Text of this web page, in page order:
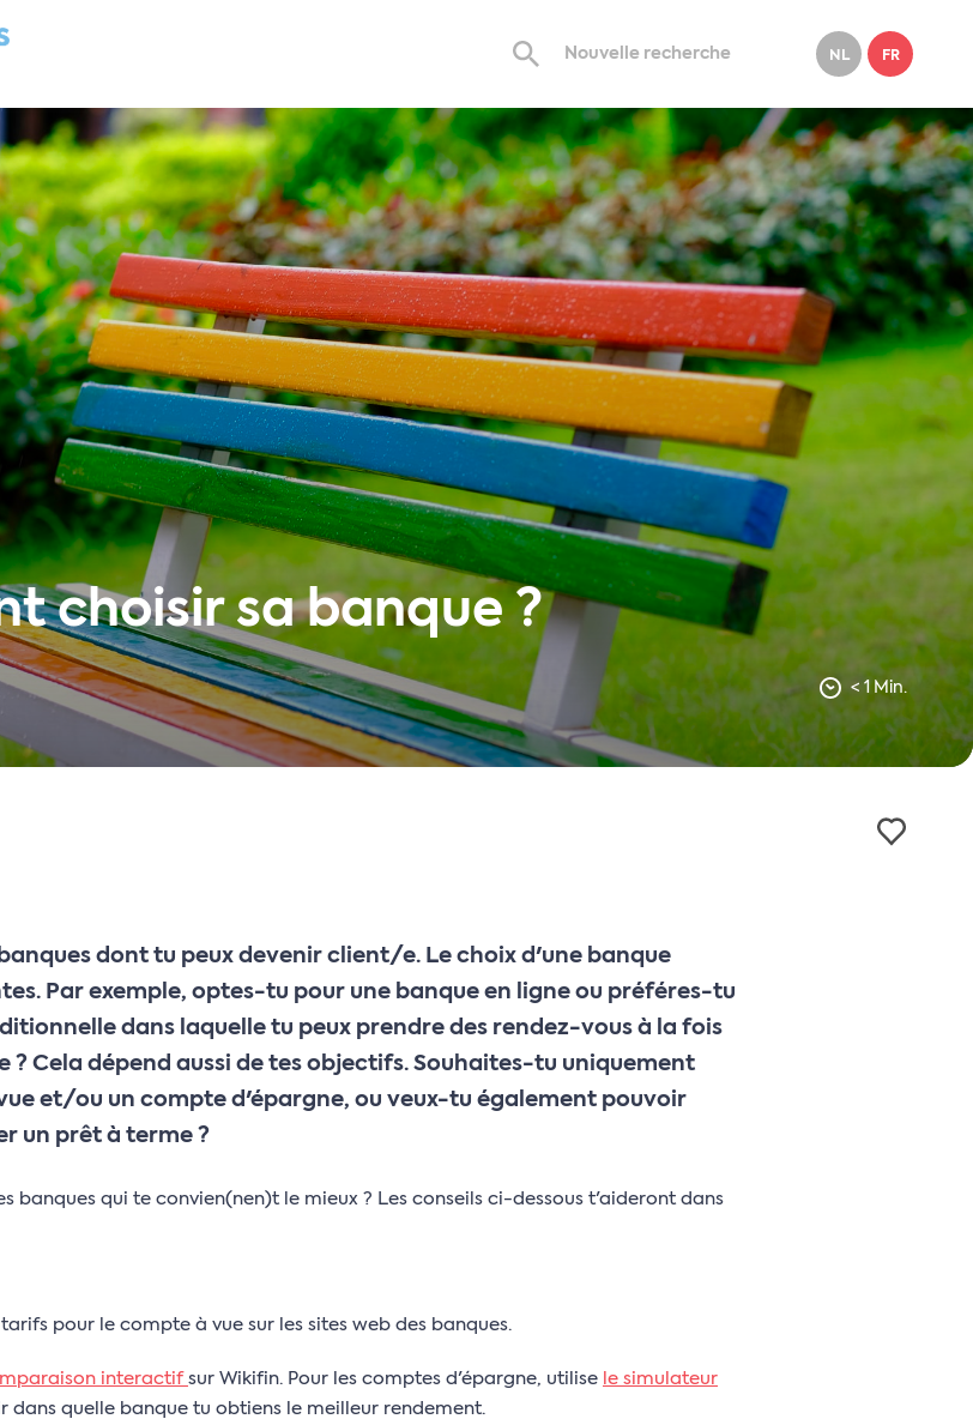
NL FR
choisir sa banque ?
< 1 Min.
dont tu peux devenir client/e. Le choix d'une banque
Par exemple, optes-tu pour une banque en ligne ou préféres-tu
dans laquelle tu peux prendre des rendez-vous à la fois
? Cela dépend aussi de tes objectifs. Souhaites-tu uniquement
et/ou un compte d'épargne, ou veux-tu également pouvoir
un prêt à terme ?
banques qui te convien(nen)t le mieux ? Les conseils ci-dessous t'aideront dans
pour le compte à vue sur les sites web des banques.
interactif sur Wikifin. Pour les comptes d'épargne, utilise le simulateur
dans quelle banque tu obtiens le meilleur rendement.